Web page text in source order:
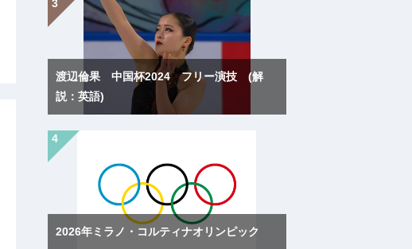
渡辺倫果 中国杯2024 フリー演技 (解
説：英語)
2026年ミラノ・コルティナオリンピック